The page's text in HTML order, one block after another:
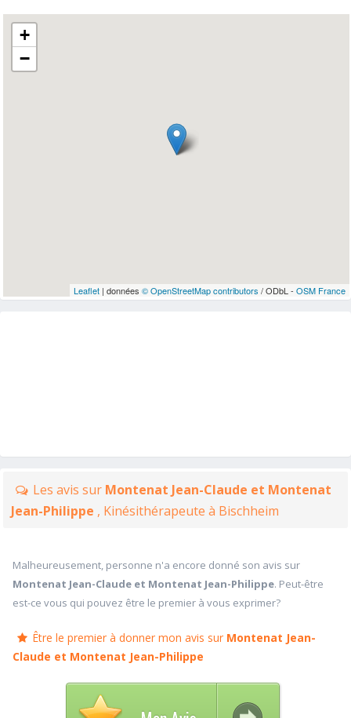
+
−
Leaflet| données © OpenStreetMap contributors / ODbL - OSM France
Les avis sur Montenat Jean-Claude et Montenat
Jean-Philippe , Kinésithérapeute à Bischheim
Malheureusement, personne n'a encore donné son avis sur
Montenat Jean-Claude et Montenat Jean-Philippe. Peut-être
est-ce vous qui pouvez être le premier à vous exprimer?
Être le premier à donner mon avis sur Montenat Jean-
Claude et Montenat Jean-Philippe